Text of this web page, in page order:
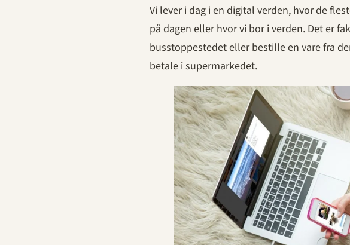
Vi lever i dag i en digital verden, hvor de
på dagen eller hvor vi bor i verden. Det er
busstoppestedet eller bestille en vare fra
betale i supermarkedet.